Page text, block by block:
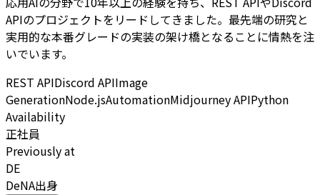
APIのプロジェクトをリードしてきました。最先端の研究と
実用的な本番グレードの実装の架け橋となることに情熱を注
いでいます。
REST APIDiscord APIImage
GenerationNode.jsAutomationMidjourney APIPython
Availability
正社員
Previously at
DE
DeNA出身